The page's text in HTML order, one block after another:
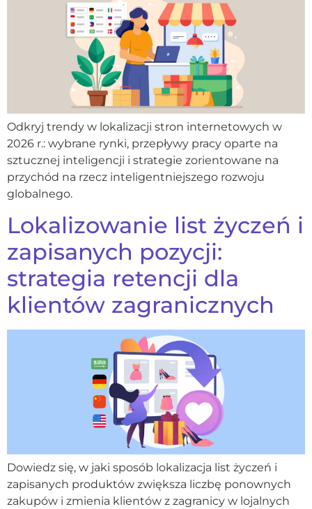
Odkryj trendy w lokalizacji stron internetowych w
2026 r.: wybrane rynki, przepływy pracy oparte na
sztucznej inteligencji i strategie zorientowane na
przychód na rzecz inteligentniejszego rozwoju
globalnego.
Lokalizowanie list życzeń i
zapisanych pozycji:
strategia retencji dla
klientów zagranicznych
Dowiedz się, w jaki sposób lokalizacja list życzeń i
zapisanych produktów zwiększa liczbę ponownych
zakupów i zmienia klientów z zagranicy w lojalnych